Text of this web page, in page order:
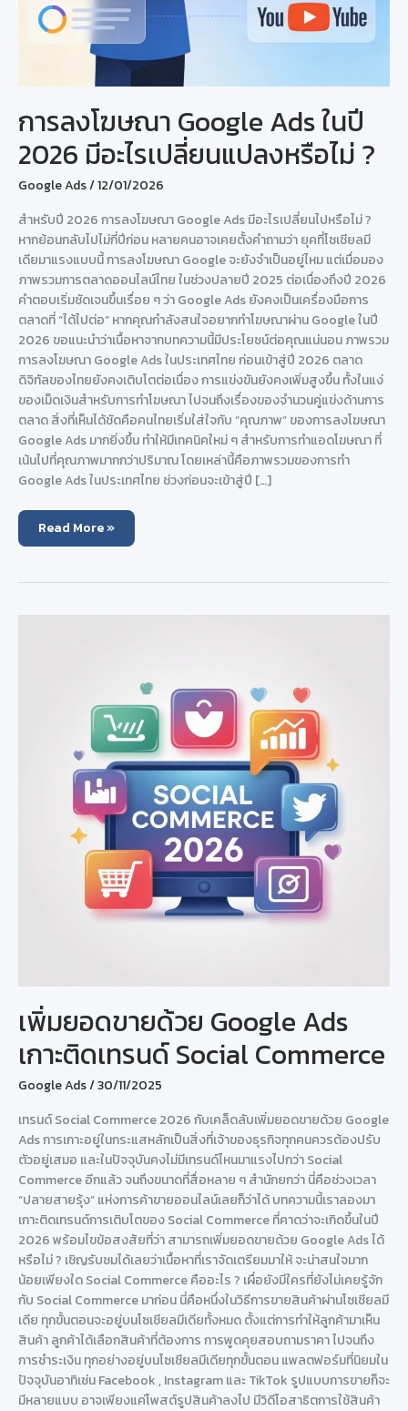
การลงโฆษณา Google Ads ในปี
2026 มีอะไรเปลี่ยนแปลงหรือไม่ ?
Google Ads/12/01/2026
สำหรับปี 2026 การลงโฆษณา Google Ads มีอะไรเปลี่ยนไปหรือไม่ ?
หากย้อนกลับไปไม่กี่ปีก่อน หลายคนอาจเคยตั้งคำถามว่า ยุคที่โซเชียลมี
เดียมาแรงแบบนี้ การลงโฆษณา Google จะยังจำเป็นอยู่ไหม แต่เมื่อมอง
ภาพรวมการตลาดออนไลน์ไทย ในช่วงปลายปี 2025 ต่อเนื่องถึงปี 2026
คำตอบเริ่มชัดเจนขึ้นเรื่อย ๆ ว่า Google Ads ยังคงเป็นเครื่องมือการ
ตลาดที่ “ได้ไปต่อ” หากคุณกำลังสนใจอยากทำโฆษณาผ่าน Google ในปี
2026 ขอแนะนำว่าเนื้อหาจากบทความนี้มีประโยชน์ต่อคุณแน่นอน ภาพรวม
การลงโฆษณา Google Ads ในประเทศไทย ก่อนเข้าสู่ปี 2026 ตลาด
ดิจิทัลของไทยยังคงเติบโตต่อเนื่อง การแข่งขันยังคงเพิ่มสูงขึ้น ทั้งในแง่
ของเม็ดเงินสำหรับการทำโฆษณา ไปจนถึงเรื่องของจำนวนคู่แข่งด้านการ
ตลาด สิ่งที่เห็นได้ชัดคือคนไทยเริ่มใส่ใจกับ “คุณภาพ” ของการลงโฆษณา
Google Ads มากยิ่งขึ้น ทำให้มีเทคนิคใหม่ ๆ สำหรับการทำแอดโฆษณา ที่
เน้นไปที่คุณภาพมากกว่าปริมาณ โดยเหล่านี้คือภาพรวมของการทำ
Google Ads ในประเทศไทย ช่วงก่อนจะเข้าสู่ปี […]
การ
โฆษณา
Ads
Read More »
เพิ่มยอดขายด้วย Google Ads
เกาะติดเทรนด์ Social Commerce
Google Ads/30/11/2025
เทรนด์ Social Commerce 2026 กับเคล็ดลับเพิ่มยอดขายด้วย Google
Ads การเกาะอยู่ในกระแสหลักเป็นสิ่งที่เจ้าของธุรกิจทุกคนควรต้องปรับ
ตัวอยู่เสมอ และในปัจจุบันคงไม่มีเทรนด์ไหนมาแรงไปกว่า Social
Commerce อีกแล้ว จนถึงขนาดที่สื่อหลาย ๆ สำนักยกว่า นี่คือช่วงเวลา
“ปลายสายรุ้ง” แห่งการค้าขายออนไลน์เลยก็ว่าได้ บทความนี้เราลองมา
เกาะติดเทรนด์การเติบโตของ Social Commerce ที่คาดว่าจะเกิดขึ้นในปี
2026 พร้อมไขข้อสงสัยที่ว่า สามารถเพิ่มยอดขายด้วย Google Ads ได้
หรือไม่ ? เชิญรับชมได้เลยว่าเนื้อหาที่เราจัดเตรียมมาให้ จะน่าสนใจมาก
น้อยเพียงใด Social Commerce คืออะไร ? เผื่อยังมีใครที่ยังไม่เคยรู้จัก
กับ Social Commerce มาก่อน นี่คือหนึ่งในวิธีการขายสินค้าผ่านโซเชียลมี
เดีย ทุกขั้นตอนจะอยู่บนโซเชียลมีเดียทั้งหมด ตั้งแต่การทำให้ลูกค้ามาเห็น
สินค้า ลูกค้าได้เลือกสินค้าที่ต้องการ การพูดคุยสอบถามราคา ไปจนถึง
การชำระเงิน ทุกอย่างอยู่บนโซเชียลมีเดียทุกขั้นตอน แพลตฟอร์มที่นิยมใน
ปัจจุบันอาทิเช่น Facebook , Instagram และ TikTok รูปแบบการขายก็จะ
มีหลายแบบ อาจเพียงแค่โพสต์รูปสินค้าลงไป มีวิดีโอสาธิตการใช้สินค้า